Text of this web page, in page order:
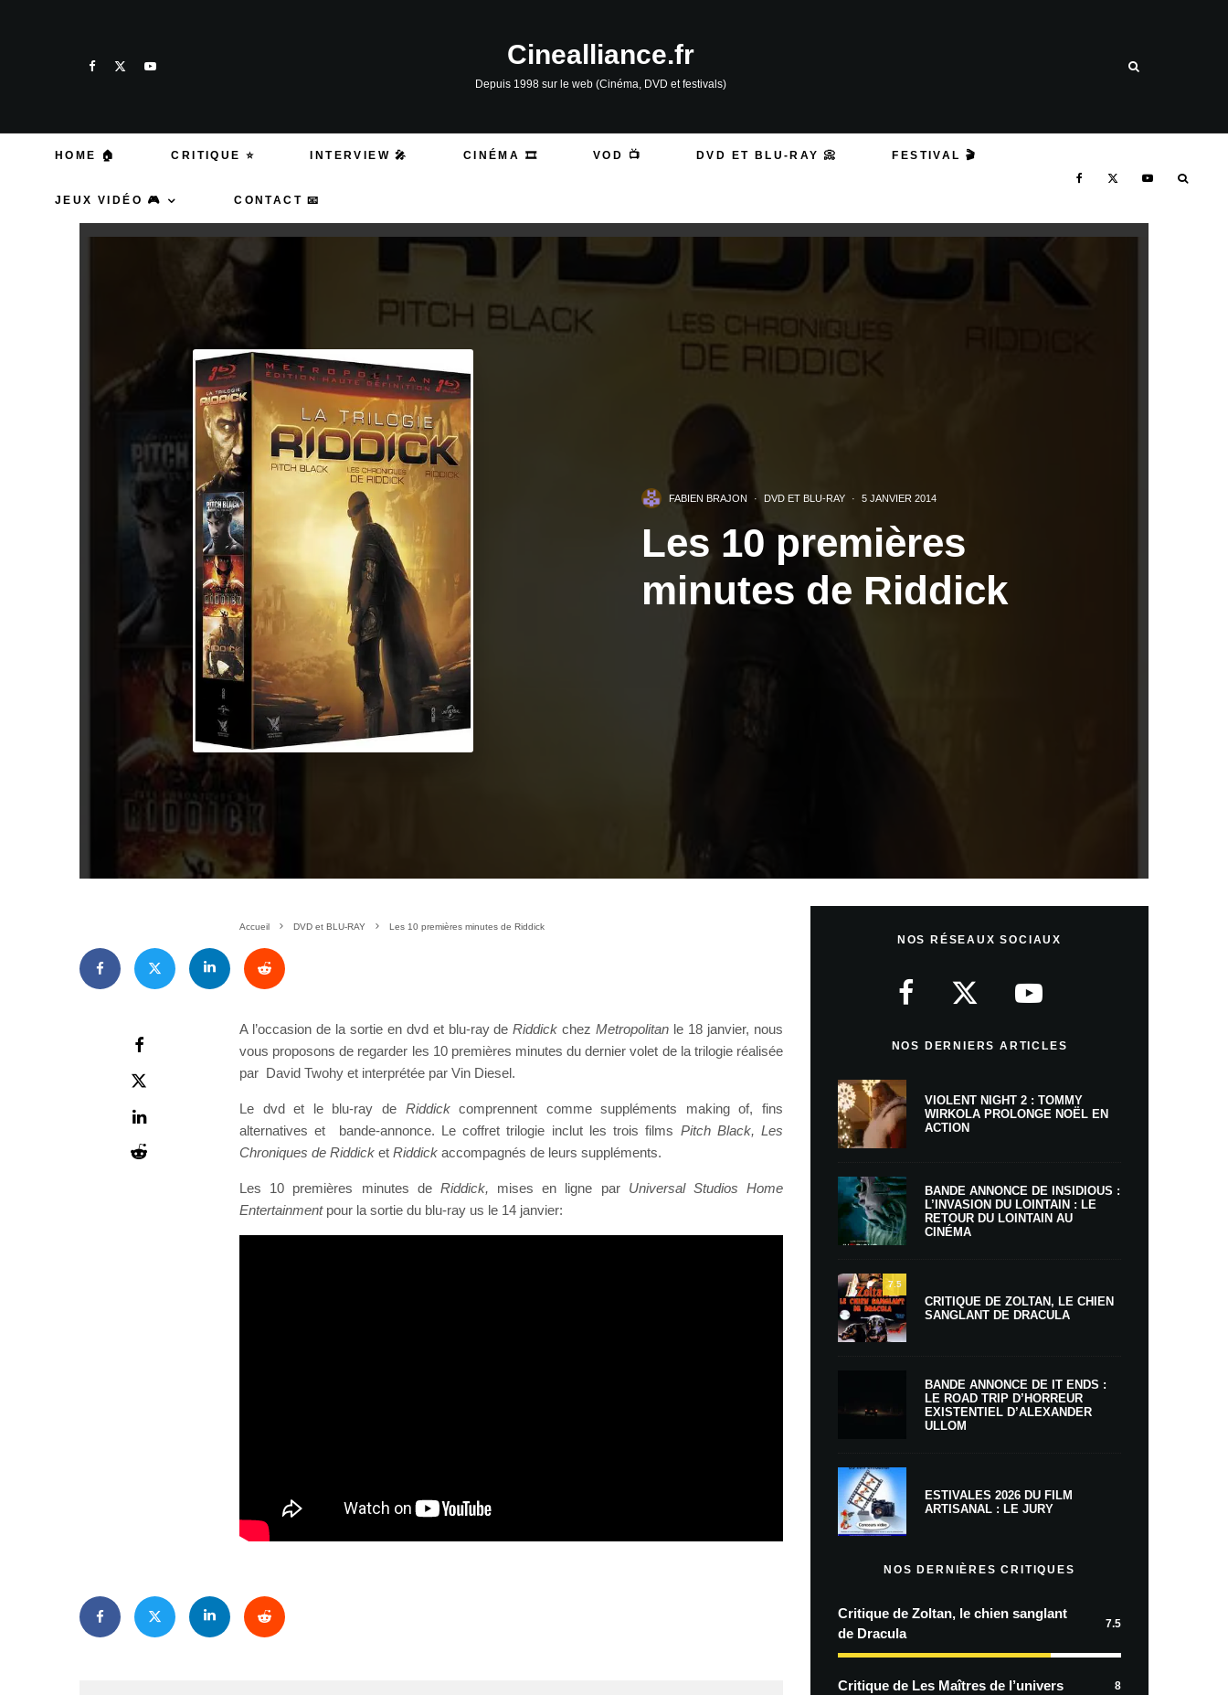
Cinealliance.fr
Depuis 1998 sur le web (Cinéma, DVD et festivals)
HOME 🏠 CRITIQUE ⭐ INTERVIEW 🎤 CINÉMA 🎞️ VOD 📺 DVD ET BLU-RAY 📀 FESTIVAL 🎬
JEUX VIDÉO 🎮 CONTACT 📧
FABIEN BRAJON · DVD ET BLU-RAY · 5 JANVIER 2014
Les 10 premières
minutes de Riddick
Accueil DVD et BLU-RAY Les 10 premières minutes de Riddick
A l’occasion de la sortie en dvd et blu-ray deRiddick chezMetropolitan le 18 janvier, nous
vous proposons de regarder les 10 premières minutes du dernier volet de la trilogie réalisée
par David Twohy et interprétée par Vin Diesel.
Le dvd et le blu-ray de Riddickcomprennent comme suppléments making of, fins
alternatives et bande-annonce. Le coffret trilogie inclut les trois films Pitch Black, Les
Chroniques de Riddick et Riddick accompagnés de leurs suppléments.
Les 10 premières minutes de Riddick, mises en ligne par Universal Studios Home
Entertainment pour la sortie du blu-ray us le 14 janvier:
NOS RÉSEAUX SOCIAUX
NOS DERNIERS ARTICLES
VIOLENT NIGHT 2 : TOMMY
WIRKOLA PROLONGE NOËL EN
ACTION
BANDE ANNONCE DE INSIDIOUS :
L’INVASION DU LOINTAIN : LE
RETOUR DU LOINTAIN AU
CINÉMA
7.5
CRITIQUE DE ZOLTAN, LE CHIEN
SANGLANT DE DRACULA
BANDE ANNONCE DE IT ENDS :
LE ROAD TRIP D’HORREUR
EXISTENTIEL D’ALEXANDER
ULLOM
ESTIVALES 2026 DU FILM
ARTISANAL : LE JURY
NOS DERNIÈRES CRITIQUES
Critique de Zoltan, le chien sanglant
de Dracula
7.5
Critique de Les Maîtres de l’univers 8